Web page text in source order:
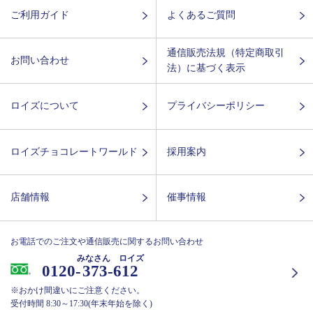
ご利用ガイド よくあるご質問
お問い合わせ
通信販売法規（特定商取引
法）に基づく表示
ロイズについて プライバシーポリシー
ロイズチョコレートワールド 採用案内
店舗情報 催事情報
お電話でのご注文や通信販売に関するお問い合わせ
0120-373-612
みなさん ロイズ
※おかけ間違いにご注意ください。
受付時間 8:30～17:30(年末年始を除く)